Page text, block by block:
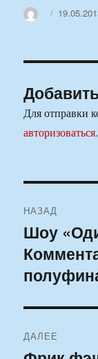
Автор
Для отправки
авторизоваться.
по
записям
НАЗАД
Предыдущая
запись:
Шоу
ДАЛЕЕ